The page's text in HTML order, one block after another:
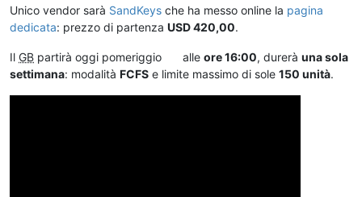
Unico vendor sarà SandKeys che ha messo online la pagina
dedicata: prezzo di partenza USD 420,00.
Il GB partirà oggi pomeriggio alle ore 16:00, durerà una sola
settimana: modalità FCFS e limite massimo di sole 150 unità.